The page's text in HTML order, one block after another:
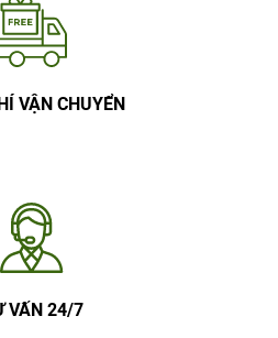
VẬN CHUYỂN
VẤN 24/7